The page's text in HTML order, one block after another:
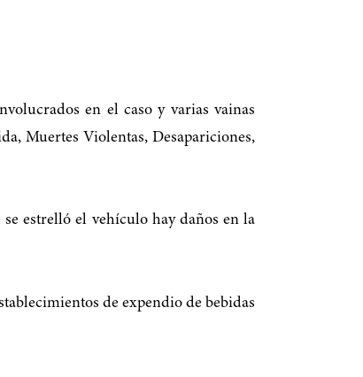
en el caso y varias vainas
Muertes Violentas, Desapariciones,
estrelló el vehículo hay daños en la
de expendio de bebidas